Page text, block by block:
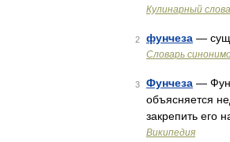
Кулинарный
2 фунчеза —
Словарь
3 Фунчеза —
объясняется
закрепить его
Википедия